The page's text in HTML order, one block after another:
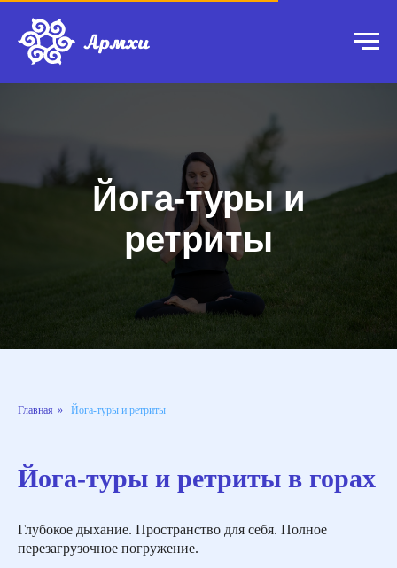
Йога-туры и
ретриты
Главная » Йога-туры и ретриты
Йога-туры и ретриты в горах
Глубокое дыхание. Пространство для себя. Полное
перезагрузочное погружение.